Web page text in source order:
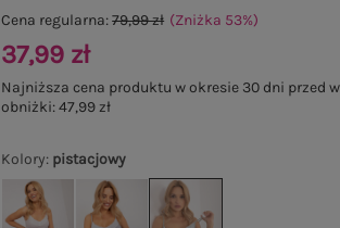
Kolory: pistacjowy
Cena regularna:79,99 zł (Zniżka 53%)
37,99 zł
Najniższa cena produktu w okresie 30 dni przed
obniżki:47,99 zł